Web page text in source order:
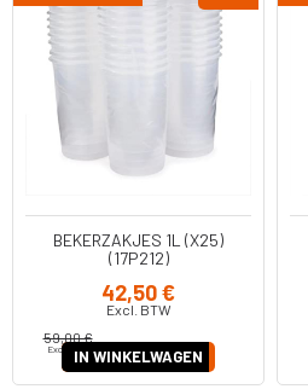
BEKERZAKJES 1L (X25)
(17P212)
42,50 €
Excl. BTW
59,00 €
Excl. BTWIN WINKELWAGEN